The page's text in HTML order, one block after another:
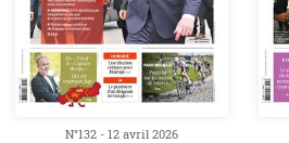
N°132 - 12 avril 2026